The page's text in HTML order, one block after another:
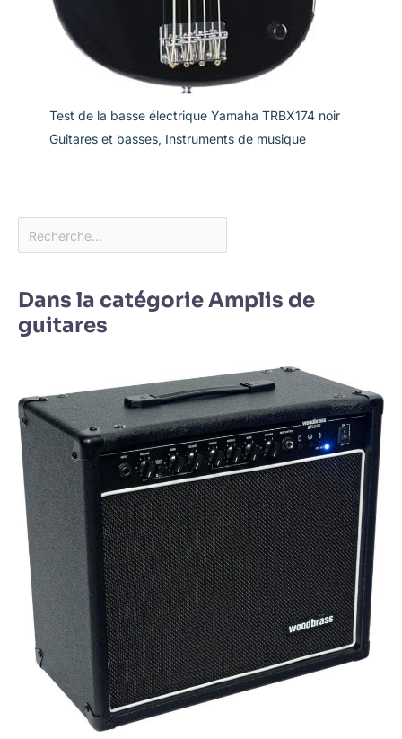
Test de la basse électrique Yamaha TRBX174 noir
Guitares et basses, Instruments de musique
Dans la catégorie Amplis de
guitares